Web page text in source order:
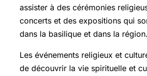
assister à des cérémonies
concerts et des expositions qui
dans la basilique et dans la région.
Les événements religieux et
de découvrir la vie spirituelle et